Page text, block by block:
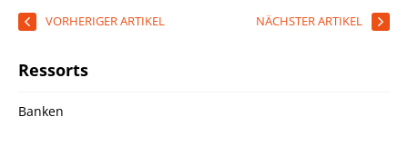
VORHERIGER ARTIKEL NÄCHSTER ARTIKEL
Ressorts
Banken